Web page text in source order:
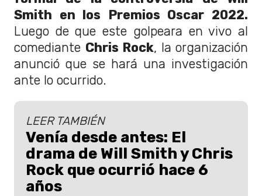
Smith en los Premios Oscar 2022.
Luego de que este golpeara en vivo al
comediante Chris Rock, la organización
anunció que se hará una investigación
ante lo ocurrido.
LEER TAMBIÉN
Venía desde antes: El
drama de Will Smith y Chris
Rock que ocurrió hace 6
años